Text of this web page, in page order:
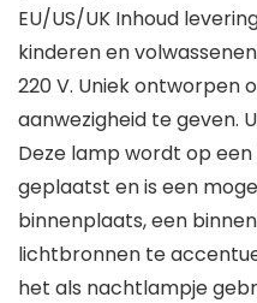
EU/US/UK Inhoud
kinderen en
220 V. Uniek ontworpen
aanwezigheid te geven.
Deze lamp wordt op
geplaatst en is een
binnenplaats, een
lichtbronnen te
het als nachtlampje